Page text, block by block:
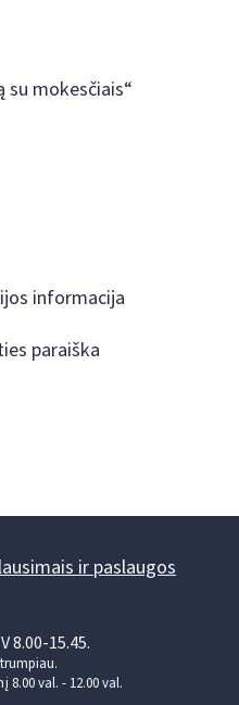
su mokesčiais“
informacija
paraiška
ir paslaugos
8.00-15.45.
val. - 12.00 val.